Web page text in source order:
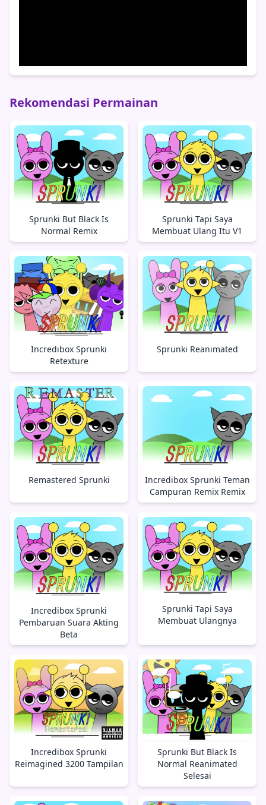
Rekomendasi Permainan
Sprunki But Black Is
Normal Remix
Sprunki Tapi Saya
Membuat Ulang Itu V1
Incredibox Sprunki
Retexture
Sprunki Reanimated
Remastered Sprunki
Incredibox Sprunki Teman
Campuran Remix Remix
Incredibox Sprunki
Pembaruan Suara Akting
Beta
Sprunki Tapi Saya
Membuat Ulangnya
Incredibox Sprunki
Reimagined 3200 Tampilan
Sprunki But Black Is
Normal Reanimated
Selesai